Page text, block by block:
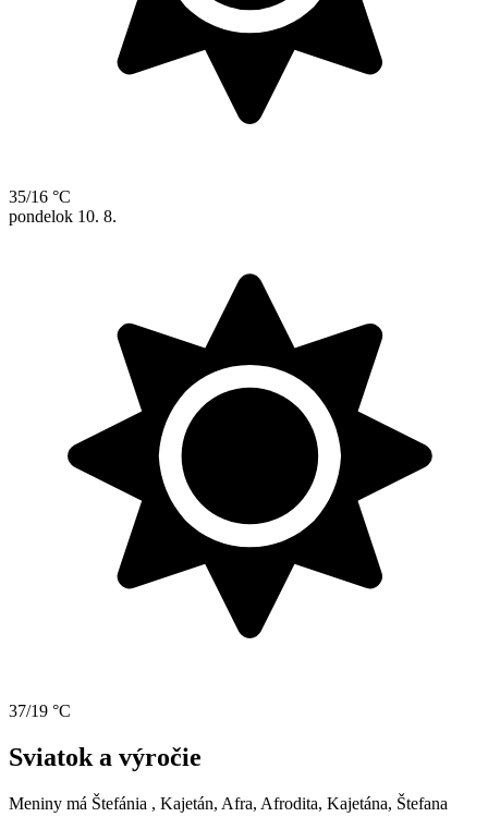
35/16 °C
pondelok 10. 8.
37/19 °C
Sviatok a výročie
Meniny má Štefánia , Kajetán, Afra, Afrodita, Kajetána, Štefana